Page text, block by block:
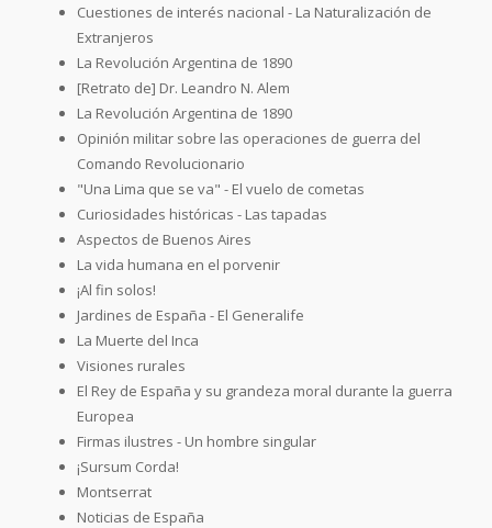
Cuestiones de interés nacional - La Naturalización de
Extranjeros
La Revolución Argentina de 1890
[Retrato de] Dr. Leandro N. Alem
La Revolución Argentina de 1890
Opinión militar sobre las operaciones de guerra del
Comando Revolucionario
"Una Lima que se va" - El vuelo de cometas
Curiosidades históricas - Las tapadas
Aspectos de Buenos Aires
La vida humana en el porvenir
¡Al fin solos!
Jardines de España - El Generalife
La Muerte del Inca
Visiones rurales
El Rey de España y su grandeza moral durante la guerra
Europea
Firmas ilustres - Un hombre singular
¡Sursum Corda!
Montserrat
Noticias de España